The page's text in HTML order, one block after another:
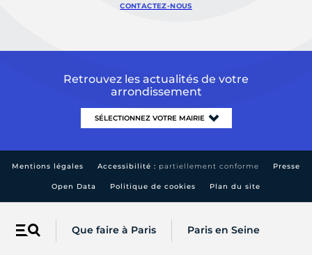
Menu Que faire à Paris Paris en Seine
CONTACTEZ-NOUS
Retrouvez les actualités de votre
arrondissement
Mentions légales Accessibilité : partiellement conforme Presse
Open Data Politique de cookies Plan du site